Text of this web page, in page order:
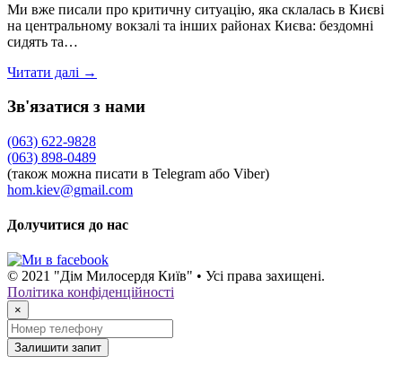
Ми вже писали про критичну ситуацію, яка склалась в Києві
на центральному вокзалі та інших районах Києва: бездомні
сидять та…
Читати далі →
Зв'язатися з нами
(063) 622-9828
(063) 898-0489
(також можна писати в Telegram або Viber)
hom.kiev@gmail.com
Долучитися до нас
© 2021 "Дім Милосердя Київ" • Усі права захищені.
Політика конфіденційності
×
Залишити запит